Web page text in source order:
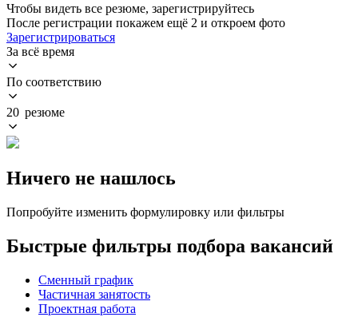
Чтобы видеть все резюме, зарегистрируйтесь
После регистрации покажем ещё 2 и откроем фото
Зарегистрироваться
За всё время
По соответствию
20 резюме
Ничего не нашлось
Попробуйте изменить формулировку или фильтры
Быстрые фильтры подбора вакансий
Сменный график
Частичная занятость
Проектная работа